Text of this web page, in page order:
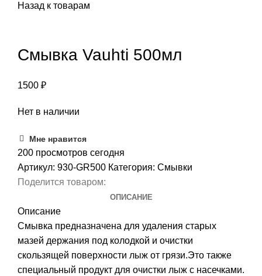
Назад к товарам
Смывка Vauhti 500мл
1500 ₽
Нет в наличии
Мне нравится
200 просмотров сегодня
Артикул: 930-GR500 Категория: Смывки
Поделится товаром:
ОПИСАНИЕ
Описание
Смывка предназначена для удаления старых
мазей держания под колодкой и очистки
скользящей поверхности лыж от грязи.Это также
специальный продукт для очистки лыж с насечками.